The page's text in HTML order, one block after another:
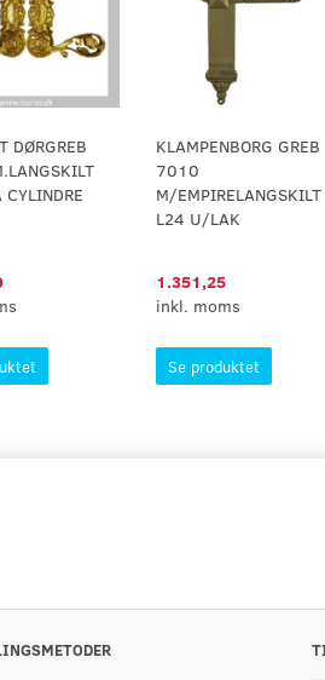
DØRGREB
KLAMPENBORG GREB
7010
M/EMPIRELANGSKILT
L24 U/LAK
1.351,25
inkl. moms
Se produktet